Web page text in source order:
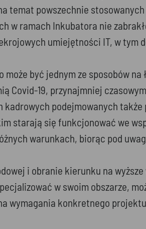
temat powszechnie
w ramach Inkubatora nie
umiejętności IT, w tym
być jednym ze sposobów
Covid-19, przynajmniej
podejmowanych
starają się funkcjonować we
warunkach, biorąc pod
i obranie kierunku na
w swoim obszarze,
wymagania konkretnego